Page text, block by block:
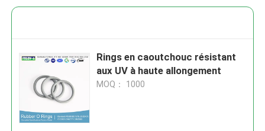
Rings en caoutchouc résistant
aux UV à haute allongement
MOQ： 1000